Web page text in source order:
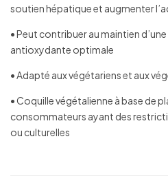
soutien hépatique et augmenter
• Peut contribuer au maintien
antioxydante optimale
• Adapté aux végétariens et aux
• Coquille végétalienne à base de
consommateurs ayant des
ou culturelles